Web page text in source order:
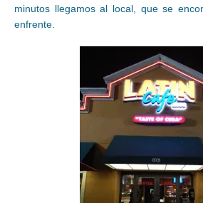
minutos llegamos al local, que se
enfrente.